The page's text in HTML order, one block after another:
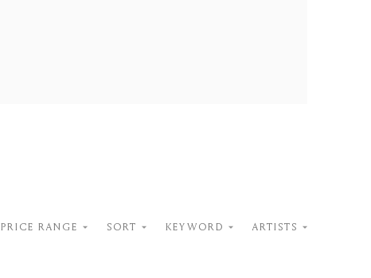
PRICE RANGE SORT KEYWORD ARTISTS